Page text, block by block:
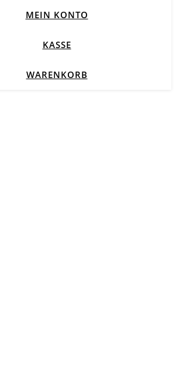
MEIN KONTO
KASSE
WARENKORB